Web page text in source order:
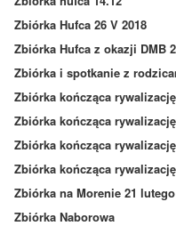
Zbiórka Hufca 26 V 2018
Zbiórka Hufca z okazji DMB
Zbiórka i spotkanie z
Zbiórka kończąca rywalizację
Zbiórka kończąca rywalizację
Zbiórka kończąca
Zbiórka kończąca
Zbiórka na Morenie 21 lutego
Zbiórka Naborowa